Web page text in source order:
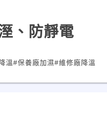
、防靜電
溫#保養廠加濕#維修廠降溫